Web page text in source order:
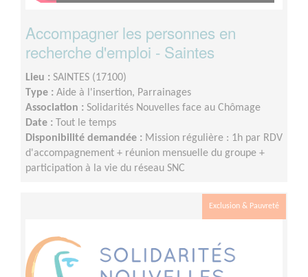
Accompagner les personnes en
recherche d'emploi - Saintes
Lieu : SAINTES (17100)
Type : Aide à l'insertion, Parrainages
Association : Solidarités Nouvelles face au Chômage
Date :
Tout le temps
Disponibilité demandée : Mission régulière : 1h par RDV
d'accompagnement + réunion mensuelle du groupe +
participation à la vie du réseau SNC
Exclusion & Pauvreté